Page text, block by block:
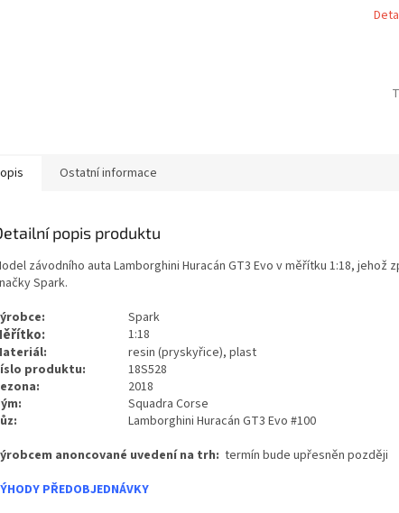
Ostatní informace
popis produktu
závodního auta Lamborghini Huracán GT3 Evo v měřítku 1:18,
Spark.
Spark
1:18
resin (pryskyřice), plast
produktu:
18S528
2018
Squadra Corse
Lamborghini Huracán GT3 Evo #100
anoncované uvedení na trh: termín bude upřesněn později
PŘEDOBJEDNÁVKY